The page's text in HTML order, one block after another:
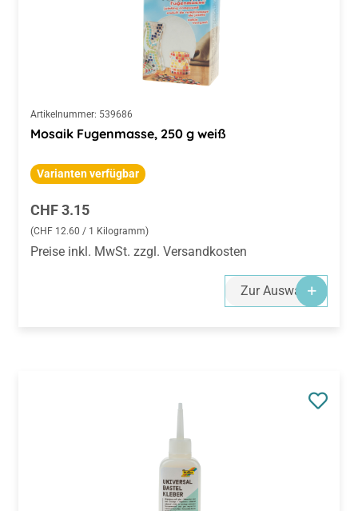
Artikelnummer: 539686
Mosaik Fugenmasse, 250 g weiß
Varianten verfügbar
Regulärer Preis:
CHF 3.15
(CHF 12.60 / 1 Kilogramm)
Preise inkl. MwSt. zzgl. Versandkosten
Zur Auswahl